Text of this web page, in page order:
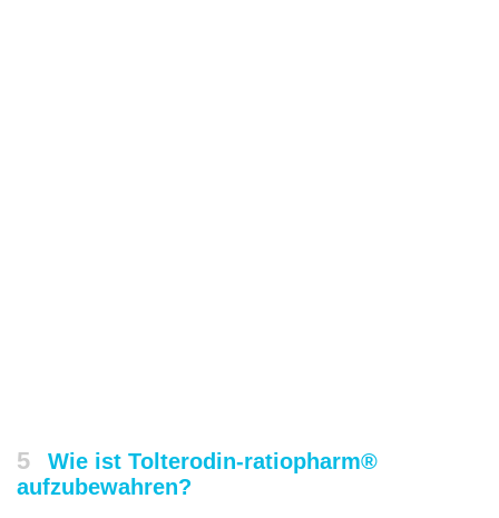
5
Wie ist Tolterodin-ratiopharm®
aufzubewahren?